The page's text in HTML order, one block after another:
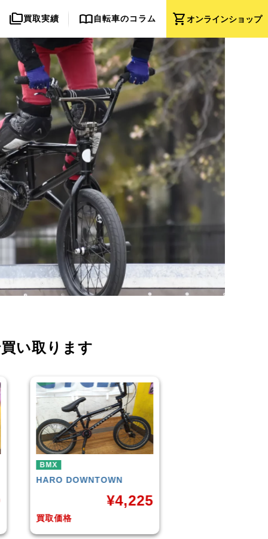
shopping_cartオンラインショップ
folder_copy買取実績 import_contacts自転車のコラム
い取ります
BMX
KUWAHARAKZ-01 2015年
買取価格
¥11,000